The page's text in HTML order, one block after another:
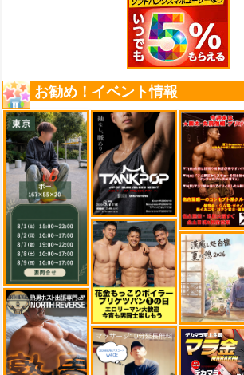
お勧め！イベント情報